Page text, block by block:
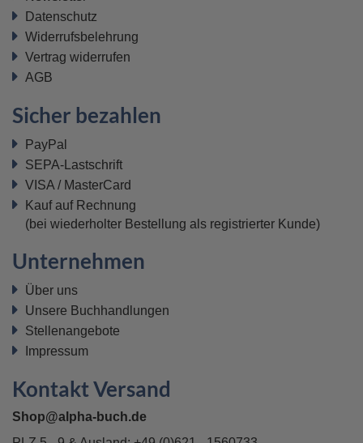
Datenschutz
Widerrufsbelehrung
Vertrag widerrufen
AGB
Sicher bezahlen
PayPal
SEPA-Lastschrift
VISA / MasterCard
Kauf auf Rechnung
(bei wiederholter Bestellung als registrierter Kunde)
Unternehmen
Über uns
Unsere Buchhandlungen
Stellenangebote
Impressum
Kontakt Versand
Shop@alpha-buch.de